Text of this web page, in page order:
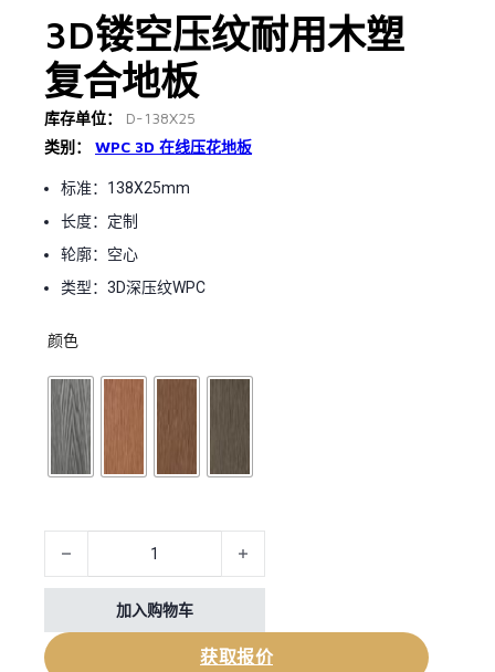
3D镂空压纹耐用木塑
复合地板
库存单位： D-138X25
类别： WPC 3D 在线压花地板
标准：138X25mm
长度：定制
轮廓：空心
类型：3D深压纹WPC
颜色
3D Hollow Embossed Durable Wood-Plastic Composite Decking
加入购物车
获取报价